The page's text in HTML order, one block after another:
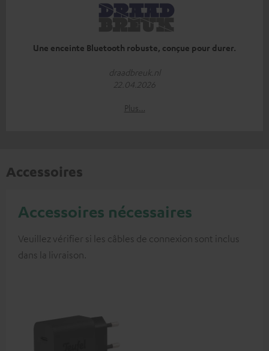
Une enceinte Bluetooth robuste, conçue pour durer.
draadbreuk.nl
22.04.2026
Plus…
Accessoires
Accessoires nécessaires
Veuillez vérifier si les câbles de connexion sont inclus
dans la livraison.